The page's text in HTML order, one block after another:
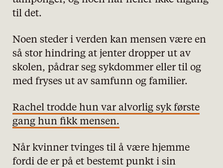
personvernserklæring/cookie policy
til det.
Noen steder i verden kan mensen være en
så stor hindring at jenter dropper ut av
skolen, pådrar seg sykdommer eller til og
med fryses ut av samfunn og familier.
Rachel trodde hun var alvorlig syk første
gang hun fikk mensen.
Når kvinner tvinges til å være hjemme
fordi de er på et bestemt punkt i sin